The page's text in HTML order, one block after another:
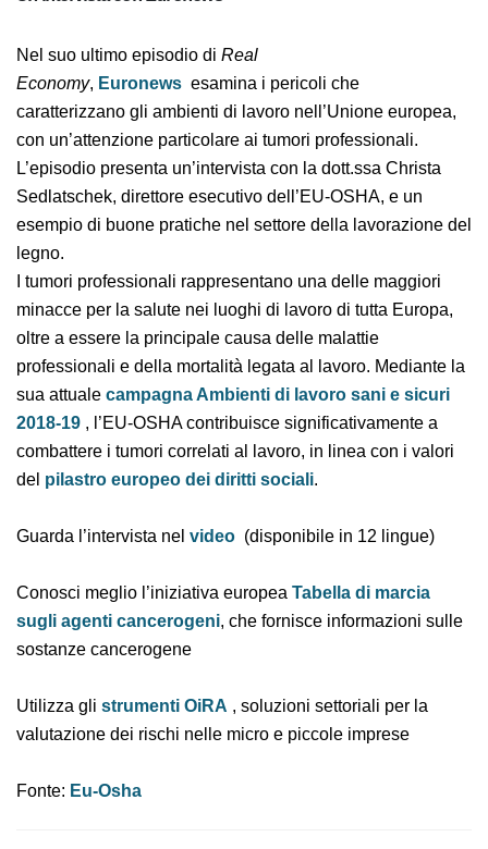
Un’intervista con Euronews
Nel suo ultimo episodio diReal
Economy,Euronewsesamina i pericoli che
caratterizzano gli ambienti di lavoro nell’Unione
europea, con un’attenzione particolare ai tumori
professionali. L’episodio presenta un’intervista con la
dott.ssa Christa Sedlatschek, direttore esecutivo
dell’EU-OSHA, e un esempio di buone pratiche nel
settore della lavorazione del legno.
I tumori professionali rappresentano una delle
maggiori minacce per la salute nei luoghi di lavoro di
tutta Europa, oltre a essere la principale causa delle
malattie professionali e della mortalità legata al lavoro.
Mediante la sua attualecampagna Ambienti di lavoro
sani e sicuri 2018-19, l’EU-OSHA contribuisce
lavoro, in linea con i valori delpilastro europeo dei
Guarda l’intervista nelvideo(disponibile in 12 lingue)
sugli agenti cancerogeni
, che fornisce informazioni
sulle sostanze cancerogene
Utilizza glistrumenti OiRA